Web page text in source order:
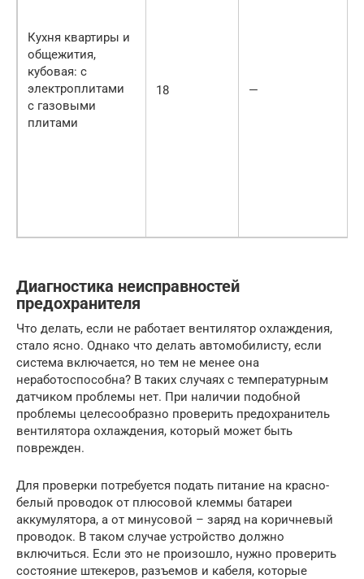
Кухня квартиры и
общежития,
кубовая: с
электроплитами
с газовыми
плитами
18 —
Диагностика неисправностей
предохранителя
Что делать, если не работает вентилятор охлаждения,
стало ясно. Однако что делать автомобилисту, если
система включается, но тем не менее она
неработоспособна? В таких случаях с температурным
датчиком проблемы нет. При наличии подобной
проблемы целесообразно проверить предохранитель
вентилятора охлаждения, который может быть
поврежден.
Для проверки потребуется подать питание на красно-
белый проводок от плюсовой клеммы батареи
аккумулятора, а от минусовой – заряд на коричневый
проводок. В таком случае устройство должно
включиться. Если это не произошло, нужно проверить
состояние штекеров, разъемов и кабеля, которые